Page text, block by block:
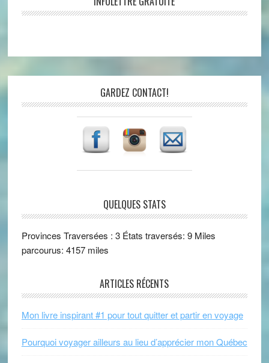
GARDEZ CONTACT!
QUELQUES STATS
Provinces Traversées : 3 États traversés: 9 Miles
parcourus: 4157 miles
ARTICLES RÉCENTS
Mon livre inspirant #1 pour tout quitter et partir en voyage
Pourquoi voyager ailleurs au lieu d’apprécier mon Québec